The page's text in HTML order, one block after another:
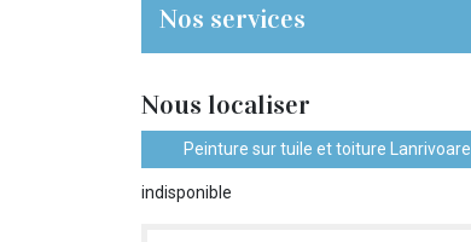
Nos services
Nous localiser
Peinture sur tuile et toiture Lanrivoare
indisponible